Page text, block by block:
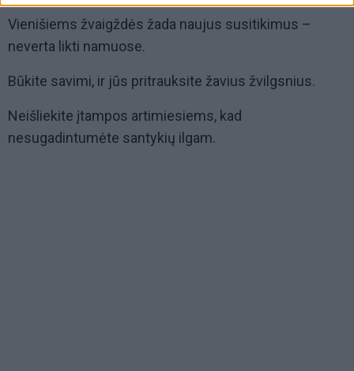
Vienišiems žvaigždės žada naujus susitikimus –
neverta likti namuose.
Būkite savimi, ir jūs pritrauksite žavius žvilgsnius.
Neišliekite įtampos artimiesiems, kad
nesugadintumėte santykių ilgam.